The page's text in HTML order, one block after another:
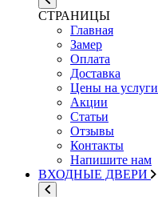
СТРАНИЦЫ
Главная
Замер
Оплата
Доставка
Цены на услуги
Акции
Статьи
Отзывы
Контакты
Напишите нам
ВХОДНЫЕ ДВЕРИ